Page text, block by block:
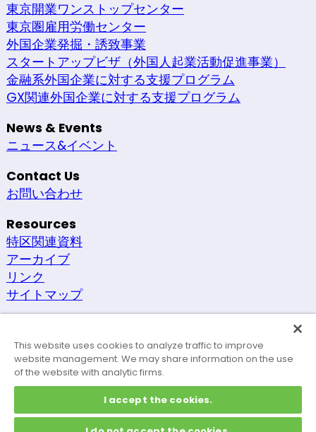
東京開業ワンストップセンター
東京圏雇用労働センター
外国企業発掘・誘致事業
スタートアップビザ（外国人起業活動促進事業）
金融系外国企業に対する支援プログラム
GX関連外国企業に対する支援プログラム
News & Events
ニュース&イベント
Contact Us
お問い合わせ
Resources
特区関連資料
アーカイブ
リンク
サイトマップ
セキュリティーポリシー
サイトポリシー
アクセシビリティ
This website uses cookies to analyze traffic to improve
website management. We may share information on the use
of the website with analytic firms.
I accept the cookies.